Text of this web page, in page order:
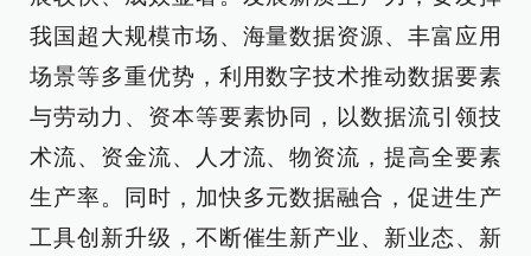
我国超大规模市场、海量数据资源、丰富应用
场景等多重优势，利用数字技术推动数据要素
与劳动力、资本等要素协同，以数据流引领技
术流、资金流、人才流、物资流，提高全要素
生产率。同时，加快多元数据融合，促进生产
工具创新升级，不断催生新产业、新业态、新